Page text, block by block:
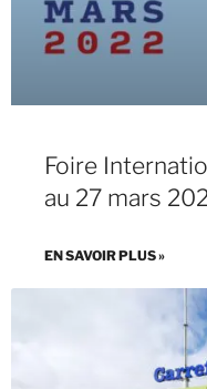
Foire
au 27 mars
EN SAVOIR PLUS »